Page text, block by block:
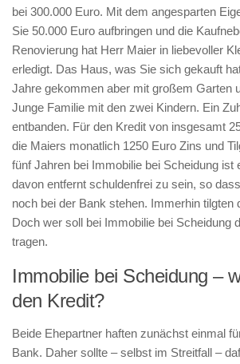
bei 300.000 Euro. Mit dem angesparten
Sie 50.000 Euro aufbringen und die
Renovierung hat Herr Maier in liebevoller
erledigt. Das Haus, was Sie sich gekauft
Jahre gekommen aber mit großem Garten
Junge Familie mit den zwei Kindern. Ein
entbanden. Für den Kredit von insgesamt
die Maiers monatlich 1250 Euro Zins und
fünf Jahren bei Immobilie bei Scheidung ist
davon entfernt schuldenfrei zu sein, so
noch bei der Bank stehen. Immerhin tilgten
Doch wer soll bei Immobilie bei Scheidung
tragen.
Immobilie bei Scheidung –
den Kredit?
Beide Ehepartner haften zunächst einmal
Bank. Daher sollte – selbst im Streitfall –